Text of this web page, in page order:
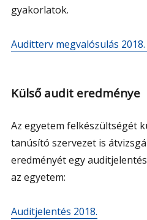
gyakorlatok.
Auditterv megvalósulás 2018.
Külső audit eredménye
Az egyetem felkészültségét
tanúsító szervezet is
eredményét egy
az egyetem:
Auditjelentés 2018.